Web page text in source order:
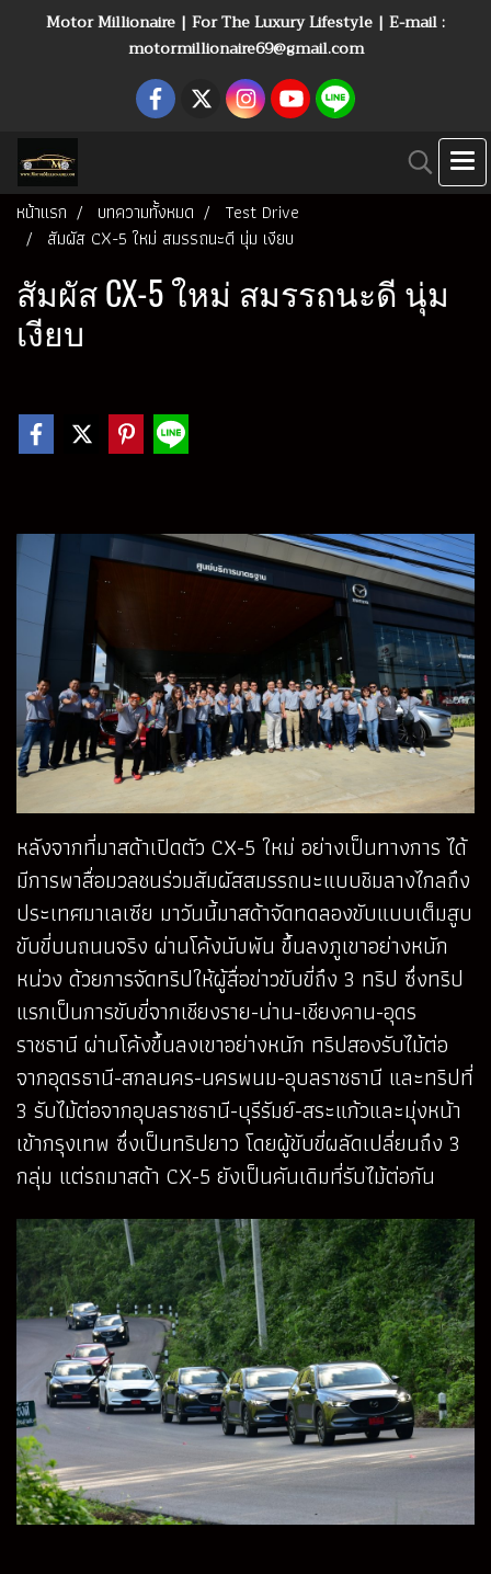
Motor Millionaire | For The Luxury Lifestyle | E-mail :
motormillionaire69@gmail.com
หน้าแรก บทความทั้งหมด
Test Drive
สัมผัส CX-5 ใหม่ สมรรถนะดี นุ่ม เงียบ
สัมผัส CX-5 ใหม่ สมรรถนะดี นุ่ม
เงียบ
หลังจากที่มาสด้าเปิดตัว CX-5 ใหม่ อย่างเป็นทางการ ได้
มีการพาสื่อมวลชนร่วมสัมผัสสมรรถนะแบบชิมลางไกลถึง
ประเทศมาเลเซีย มาวันนี้มาสด้าจัดทดลองขับแบบเต็มสูบ
ขับขี่บนถนนจริง ผ่านโค้งนับพัน ขึ้นลงภูเขาอย่างหนัก
หน่วง ด้วยการจัดทริปให้ผู้สื่อข่าวขับขี่ถึง 3 ทริป ซึ่งทริป
แรกเป็นการขับขี่จากเชียงราย-น่าน-เชียงคาน-อุดร
ราชธานี ผ่านโค้งขึ้นลงเขาอย่างหนัก ทริปสองรับไม้ต่อ
จากอุดรธานี-สกลนคร-นครพนม-อุบลราชธานี และทริปที่
3 รับไม้ต่อจากอุบลราชธานี-บุรีรัมย์-สระแก้วและมุ่งหน้า
เข้ากรุงเทพ ซึ่งเป็นทริปยาว โดยผู้ขับขี่ผลัดเปลี่ยนถึง 3
กลุ่ม แต่รถมาสด้า CX-5 ยังเป็นคันเดิมที่รับไม้ต่อกัน